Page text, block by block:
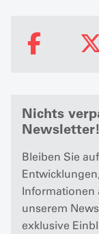
Nichts
Newsletter!
Bleiben Sie
Informationen
unserem
exklusive